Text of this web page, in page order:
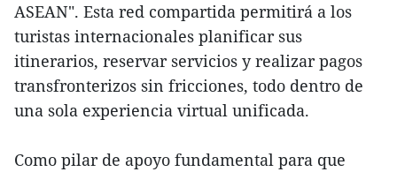
ASEAN". Esta red compartida permitirá a los
turistas internacionales planificar sus
itinerarios, reservar servicios y realizar pagos
transfronterizos sin fricciones, todo dentro de
una sola experiencia virtual unificada.
Como pilar de apoyo fundamental para que